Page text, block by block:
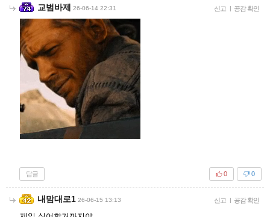
교범바제 26-06-14 22:31 신고 | 공감 확인
답글 0
0
내맘대로1 26-06-15 13:13 신고 | 공감 확인